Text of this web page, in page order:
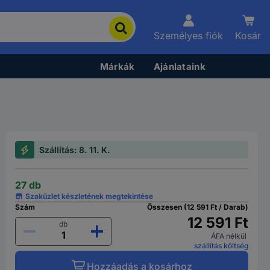
Személyes fiók Kosár
Márkák Ajánlataink
Szállítás: 8. 11. K.
27 db
Szaküzlet készletének megtekintése
Szám
db
Összesen (12 591 Ft / Darab)
12 591 Ft
ÁFA nélkül
szállítás költség
Hozzáadás a kosárhoz